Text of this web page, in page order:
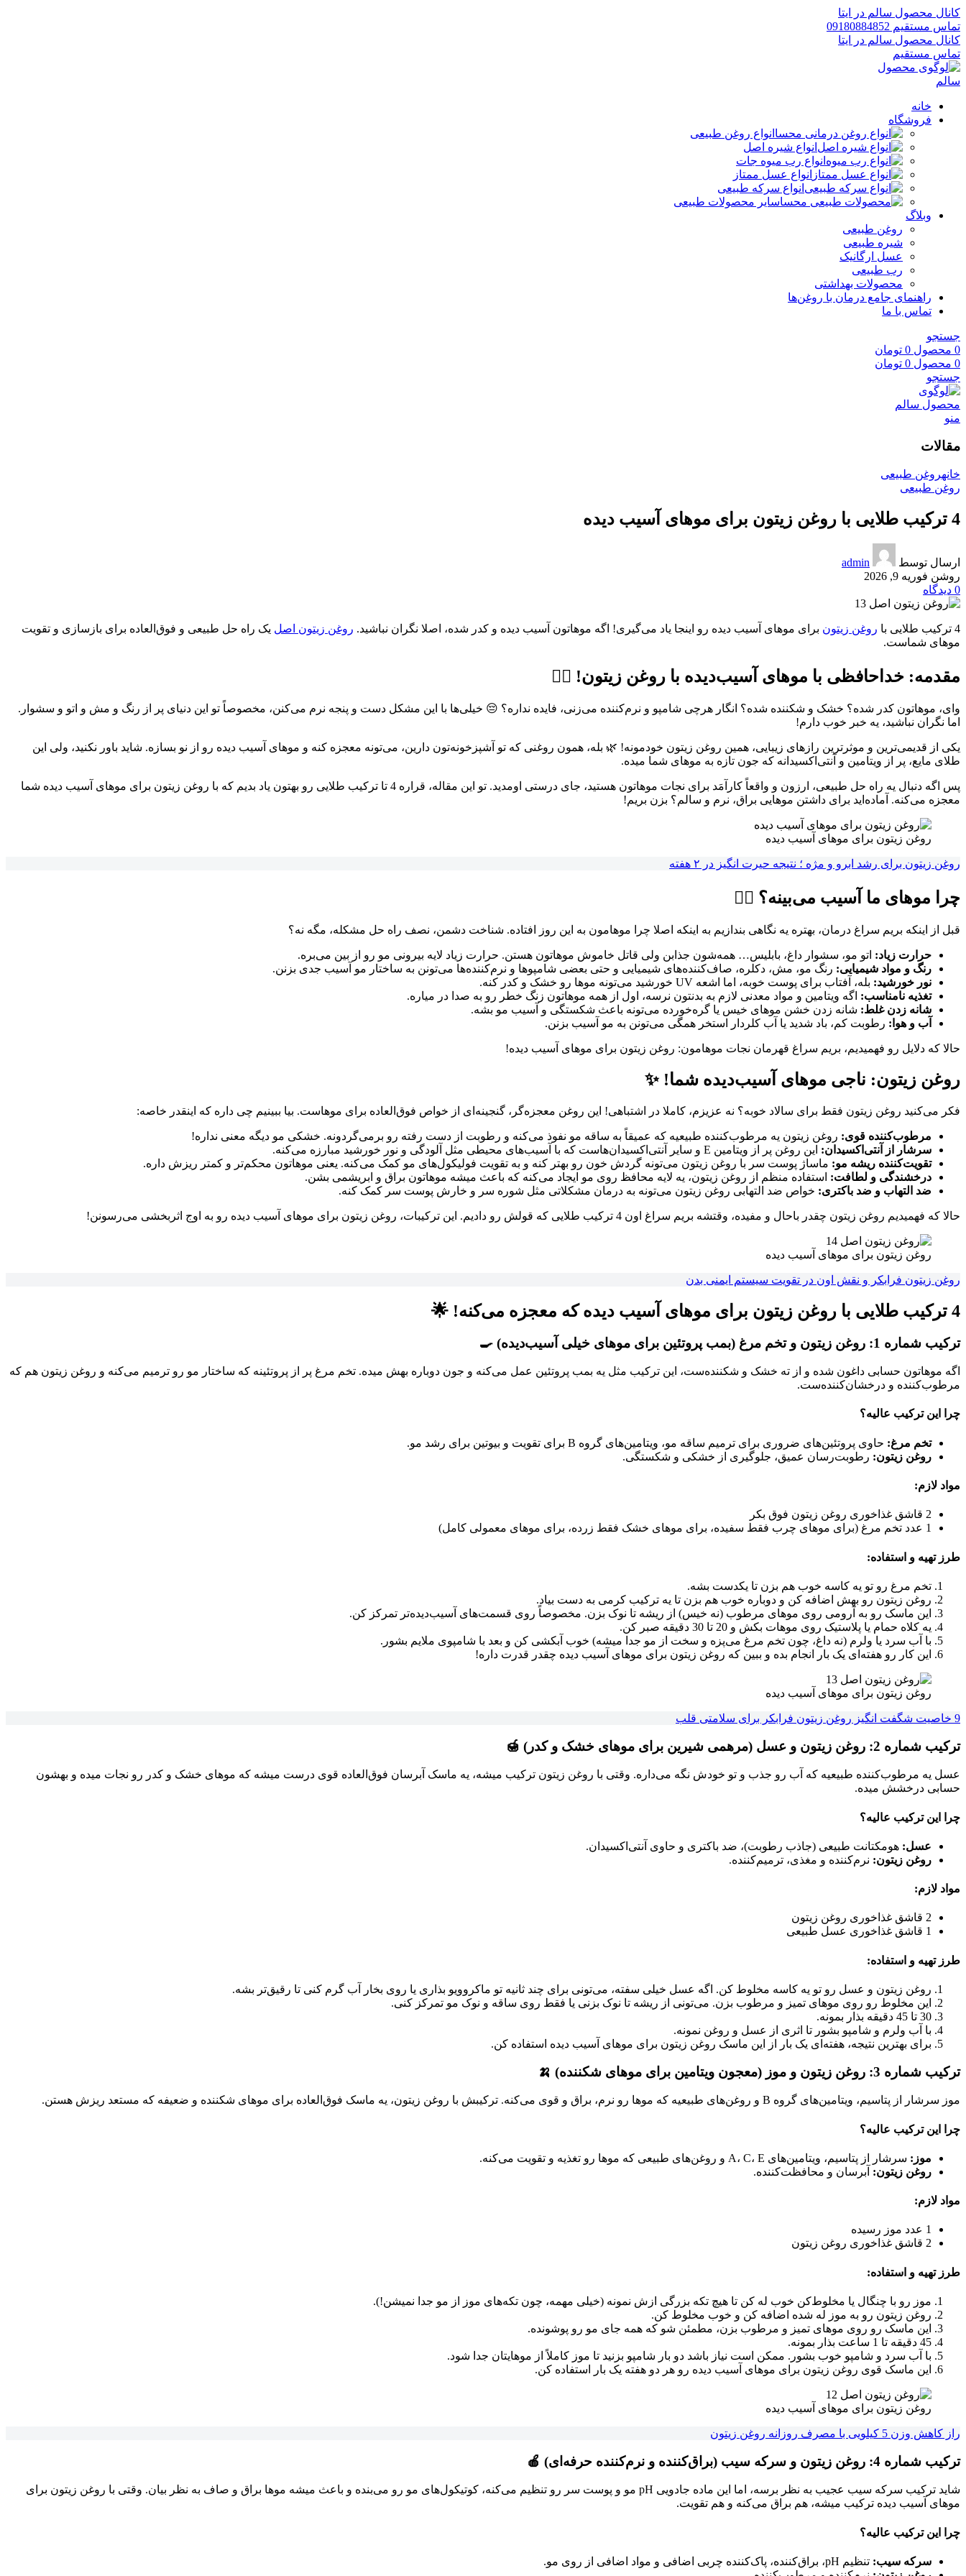
کانال محصول سالم در ایتا
تماس مستقیم 09180884852
کانال محصول سالم در ایتا
تماس مستقیم
خانه
فروشگاه
انواع روغن طبیعی
انواع شیره اصل
انواع رب میوه جات
انواع عسل ممتاز
انواع سرکه طبیعی
سایر محصولات طبیعی
وبلاگ
روغن طبیعی
شیره طبیعی
عسل ارگانیک
رب طبیعی
محصولات بهداشتی
راهنمای جامع درمان با روغن‌ها
تماس با ما
جستجو
0 محصول 0 تومان
0 محصول 0 تومان
جستجو
منو
مقالات
خانهروغن طبیعی
روغن طبیعی
4 ترکیب طلایی با روغن زیتون برای موهای آسیب دیده
ارسال توسط
admin
روشن فوریه 9, 2026
0 دیدگاه
4 ترکیب طلایی با روغن زیتون برای موهای آسیب دیده رو اینجا یاد می‌گیری! اگه موهاتون آسیب دیده و کدر شده، اصلا نگران نباشید. روغن زیتون اصل یک راه حل طبیعی و فوق‌العاده برای بازسازی و تقویت
موهای شماست.
مقدمه: خداحافظی با موهای آسیب‌دیده با روغن زیتون! 💇‍♀️
وای، موهاتون کدر شده؟ خشک و شکننده شده؟ انگار هرچی شامپو و نرم‌کننده می‌زنی، فایده نداره؟ 😔 خیلی‌ها با این مشکل دست و پنجه نرم می‌کنن، مخصوصاً تو این دنیای پر از رنگ و مش و اتو و سشوار.
اما نگران نباشید، یه خبر خوب دارم!
یکی از قدیمی‌ترین و موثرترین رازهای زیبایی، همین روغن زیتون خودمونه! 🌿 بله، همون روغنی که تو آشپزخونه‌تون دارین، می‌تونه معجزه کنه و موهای آسیب دیده رو از نو بسازه. شاید باور نکنید، ولی این
طلای مایع، پر از ویتامین و آنتی‌اکسیدانه که جون تازه به موهای شما میده.
پس اگه دنبال یه راه حل طبیعی، ارزون و واقعاً کارآمَد برای نجات موهاتون هستید، جای درستی اومدید. تو این مقاله، قراره 4 تا ترکیب طلایی رو بهتون یاد بدیم که با روغن زیتون برای موهای آسیب دیده شما
معجزه می‌کنه. آماده‌اید برای داشتن موهایی براق، نرم و سالم؟ بزن بریم!
روغن زیتون برای موهای آسیب دیده
روغن زیتون برای رشد ابرو و مژه ؛ نتیجه حیرت انگیز در ۲ هفته
چرا موهای ما آسیب می‌بینه؟ 🤷‍♀️
قبل از اینکه بریم سراغ درمان، بهتره یه نگاهی بندازیم به اینکه اصلا چرا موهامون به این روز افتاده. شناخت دشمن، نصف راه حل مشکله، مگه نه؟
حرارت زیاد: اتو مو، سشوار داغ، بابلیس… همه‌شون جذابن ولی قاتل خاموش موهاتون هستن. حرارت زیاد لایه بیرونی مو رو از بین می‌بره.
رنگ و مواد شیمیایی: رنگ مو، مش، دکلره، صاف‌کننده‌های شیمیایی و حتی بعضی شامپوها و نرم‌کننده‌ها می‌تونن به ساختار مو آسیب جدی بزنن.
نور خورشید: بله، آفتاب برای پوست خوبه، اما اشعه UV خورشید می‌تونه موها رو خشک و کدر کنه.
تغذیه نامناسب: اگه ویتامین و مواد معدنی لازم به بدنتون نرسه، اول از همه موهاتون زنگ خطر رو به صدا در میاره.
شانه زدن غلط: شانه زدن خشن موهای خیس یا گره‌خورده می‌تونه باعث شکستگی و آسیب مو بشه.
آب و هوا: رطوبت کم، باد شدید یا آب کلردار استخر همگی می‌تونن به مو آسیب بزنن.
حالا که دلایل رو فهمیدیم، بریم سراغ قهرمان نجات موهامون: روغن زیتون برای موهای آسیب دیده!
روغن زیتون: ناجی موهای آسیب‌دیده شما! ✨
فکر می‌کنید روغن زیتون فقط برای سالاد خوبه؟ نه عزیزم، کاملا در اشتباهی! این روغن معجزه‌گر، گنجینه‌ای از خواص فوق‌العاده برای موهاست. بیا ببینیم چی داره که اینقدر خاصه:
مرطوب‌کننده قوی: روغن زیتون یه مرطوب‌کننده طبیعیه که عمیقاً به ساقه مو نفوذ می‌کنه و رطوبت از دست رفته رو برمی‌گردونه. خشکی مو دیگه معنی نداره!
سرشار از آنتی‌اکسیدان: این روغن پر از ویتامین E و سایر آنتی‌اکسیدان‌هاست که با آسیب‌های محیطی مثل آلودگی و نور خورشید مبارزه می‌کنه.
تقویت‌کننده ریشه مو: ماساژ پوست سر با روغن زیتون می‌تونه گردش خون رو بهتر کنه و به تقویت فولیکول‌های مو کمک می‌کنه. یعنی موهاتون محکم‌تر و کمتر ریزش داره.
درخشندگی و لطافت: استفاده منظم از روغن زیتون، یه لایه محافظ روی مو ایجاد می‌کنه که باعث میشه موهاتون براق و ابریشمی بشن.
ضد التهاب و ضد باکتری: خواص ضد التهابی روغن زیتون می‌تونه به درمان مشکلاتی مثل شوره سر و خارش پوست سر کمک کنه.
حالا که فهمیدیم روغن زیتون چقدر باحال و مفیده، وقتشه بریم سراغ اون 4 ترکیب طلایی که قولش رو دادیم. این ترکیبات، روغن زیتون برای موهای آسیب دیده رو به اوج اثربخشی می‌رسونن!
روغن زیتون برای موهای آسیب دیده
روغن زیتون فرابکر و نقش اون در تقویت سیستم ایمنی بدن
4 ترکیب طلایی با روغن زیتون برای موهای آسیب دیده که معجزه می‌کنه! 🌟
ترکیب شماره 1: روغن زیتون و تخم مرغ (بمب پروتئین برای موهای خیلی آسیب‌دیده) 🍳
اگه موهاتون حسابی داغون شده و از ته خشک و شکننده‌ست، این ترکیب مثل یه بمب پروتئین عمل می‌کنه و جون دوباره بهش میده. تخم مرغ پر از پروتئینه که ساختار مو رو ترمیم می‌کنه و روغن زیتون هم که
مرطوب‌کننده و درخشان‌کننده‌ست.
چرا این ترکیب عالیه؟
تخم مرغ: حاوی پروتئین‌های ضروری برای ترمیم ساقه مو، ویتامین‌های گروه B برای تقویت و بیوتین برای رشد مو.
روغن زیتون: رطوبت‌رسان عمیق، جلوگیری از خشکی و شکستگی.
مواد لازم:
2 قاشق غذاخوری روغن زیتون فوق بکر
1 عدد تخم مرغ (برای موهای چرب فقط سفیده، برای موهای خشک فقط زرده، برای موهای معمولی کامل)
طرز تهیه و استفاده:
تخم مرغ رو تو یه کاسه خوب هم بزن تا یکدست بشه.
روغن زیتون رو بهش اضافه کن و دوباره خوب هم بزن تا یه ترکیب کرمی به دست بیاد.
این ماسک رو به آرومی روی موهای مرطوب (نه خیس) از ریشه تا نوک بزن. مخصوصاً روی قسمت‌های آسیب‌دیده‌تر تمرکز کن.
یه کلاه حمام یا پلاستیک روی موهات بکش و 20 تا 30 دقیقه صبر کن.
با آب سرد یا ولرم (نه داغ، چون تخم مرغ می‌پزه و سخت از مو جدا میشه) خوب آبکشی کن و بعد با شامپوی ملایم بشور.
این کار رو هفته‌ای یک بار انجام بده و ببین که روغن زیتون برای موهای آسیب دیده چقدر قدرت داره!
روغن زیتون برای موهای آسیب دیده
9 خاصیت شگفت انگیز روغن زیتون فرابکر برای سلامتی قلب
ترکیب شماره 2: روغن زیتون و عسل (مرهمی شیرین برای موهای خشک و کدر) 🍯
عسل یه مرطوب‌کننده طبیعیه که آب رو جذب و تو خودش نگه می‌داره. وقتی با روغن زیتون ترکیب میشه، یه ماسک آبرسان فوق‌العاده قوی درست میشه که موهای خشک و کدر رو نجات میده و بهشون
حسابی درخشش میده.
چرا این ترکیب عالیه؟
عسل: هومکتانت طبیعی (جاذب رطوبت)، ضد باکتری و حاوی آنتی‌اکسیدان.
روغن زیتون: نرم‌کننده و مغذی، ترمیم‌کننده.
مواد لازم:
2 قاشق غذاخوری روغن زیتون
1 قاشق غذاخوری عسل طبیعی
طرز تهیه و استفاده:
روغن زیتون و عسل رو تو یه کاسه مخلوط کن. اگه عسل خیلی سفته، می‌تونی برای چند ثانیه تو ماکروویو بذاری یا روی بخار آب گرم کنی تا رقیق‌تر بشه.
این مخلوط رو روی موهای تمیز و مرطوب بزن. می‌تونی از ریشه تا نوک بزنی یا فقط روی ساقه و نوک مو تمرکز کنی.
30 تا 45 دقیقه بذار بمونه.
با آب ولرم و شامپو بشور تا اثری از عسل و روغن نمونه.
برای بهترین نتیجه، هفته‌ای یک بار از این ماسک روغن زیتون برای موهای آسیب دیده استفاده کن.
ترکیب شماره 3: روغن زیتون و موز (معجون ویتامین برای موهای شکننده) 🍌
موز سرشار از پتاسیم، ویتامین‌های گروه B و روغن‌های طبیعیه که موها رو نرم، براق و قوی می‌کنه. ترکیبش با روغن زیتون، یه ماسک فوق‌العاده برای موهای شکننده و ضعیفه که مستعد ریزش هستن.
چرا این ترکیب عالیه؟
موز: سرشار از پتاسیم، ویتامین‌های A، C، E و روغن‌های طبیعی که موها رو تغذیه و تقویت می‌کنه.
روغن زیتون: آبرسان و محافظت‌کننده.
مواد لازم:
1 عدد موز رسیده
2 قاشق غذاخوری روغن زیتون
طرز تهیه و استفاده:
موز رو با چنگال یا مخلوط‌کن خوب له کن تا هیچ تکه بزرگی ازش نمونه (خیلی مهمه، چون تکه‌های موز از مو جدا نمیشن!).
روغن زیتون رو به موز له شده اضافه کن و خوب مخلوط کن.
این ماسک رو روی موهای تمیز و مرطوب بزن، مطمئن شو که همه جای مو رو پوشونده.
45 دقیقه تا 1 ساعت بذار بمونه.
با آب سرد و شامپو خوب بشور. ممکن است نیاز باشد دو بار شامپو بزنید تا موز کاملاً از موهایتان جدا شود.
این ماسک قوی روغن زیتون برای موهای آسیب دیده رو هر دو هفته یک بار استفاده کن.
روغن زیتون برای موهای آسیب دیده
راز کاهش وزن 5 کیلویی با مصرف روزانه روغن زیتون
ترکیب شماره 4: روغن زیتون و سرکه سیب (براق‌کننده و نرم‌کننده حرفه‌ای) 🍎
شاید ترکیب سرکه سیب عجیب به نظر برسه، اما این ماده جادویی pH مو و پوست سر رو تنظیم می‌کنه، کوتیکول‌های مو رو می‌بنده و باعث میشه موها براق و صاف به نظر بیان. وقتی با روغن زیتون برای
موهای آسیب دیده ترکیب میشه، هم براق می‌کنه و هم تقویت.
چرا این ترکیب عالیه؟
سرکه سیب: تنظیم pH، براق‌کننده، پاک‌کننده چربی اضافی و مواد اضافی از روی مو.